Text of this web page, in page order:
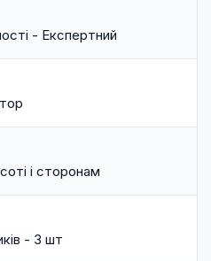
- Експертний
і сторонам
- 3 шт